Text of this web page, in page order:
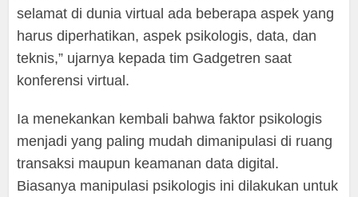
selamat di dunia virtual ada beberapa aspek yang
harus diperhatikan, aspek psikologis, data, dan
teknis,” ujarnya kepada tim Gadgetren saat
konferensi virtual.
Ia menekankan kembali bahwa faktor psikologis
menjadi yang paling mudah dimanipulasi di ruang
transaksi maupun keamanan data digital.
Biasanya manipulasi psikologis ini dilakukan untuk